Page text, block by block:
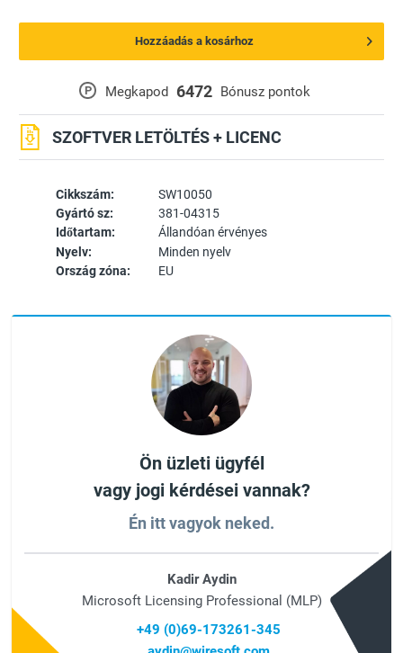
Cikkszám:
SW10050
Gyártó sz:
381-04315
Időtartam:
Állandóan érvényes
Nyelv:
Minden nyelv
Ország zóna:
EU
P Megkapod 6472 Bónusz pontok
SZOFTVER LETÖLTÉS + LICENC
Hozzáadás a kosárhoz
Ön üzleti ügyfél
vagy jogi kérdései vannak?
Én itt vagyok neked.
Kadir Aydin
Microsoft Licensing Professional (MLP)
+49 (0)69-173261-345